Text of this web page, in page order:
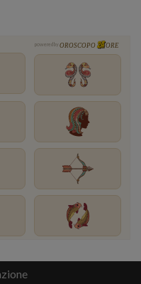
powered by OROSCOPO ORE